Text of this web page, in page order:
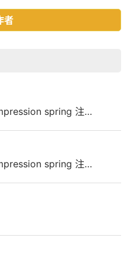
者
spring 注…
spring 注…